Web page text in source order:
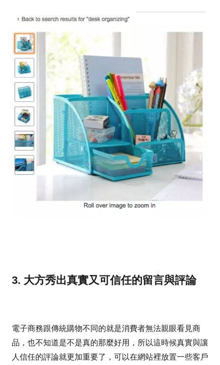
3. 大方秀出真實又可信任的留言與評論
電子商務跟傳統購物不同的就是消費者無法親眼看見商
品，也不知道是不是真的那麼好用，所以這時候真實與讓
人信任的評論就更加重要了，可以在網站裡放置一些客戶